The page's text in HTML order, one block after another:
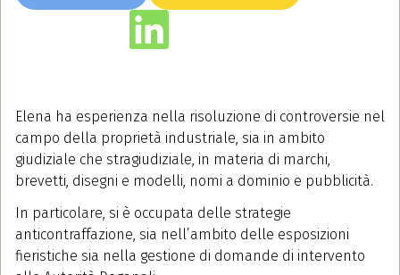
Elena ha esperienza nella risoluzione di controversie nel
campo della proprietà industriale, sia in ambito
giudiziale che stragiudiziale, in materia di marchi,
brevetti, disegni e modelli, nomi a dominio e pubblicità.
In particolare, si è occupata delle strategie
anticontraffazione, sia nell’ambito delle esposizioni
fieristiche sia nella gestione di domande di intervento